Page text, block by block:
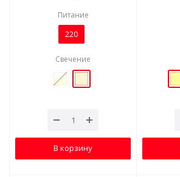
Питание
220
Свечение
В корзину